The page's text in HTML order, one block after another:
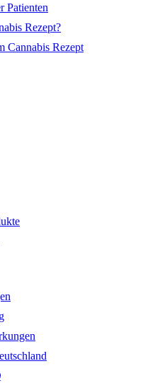
Patienten
Rezept?
Cannabis Rezept